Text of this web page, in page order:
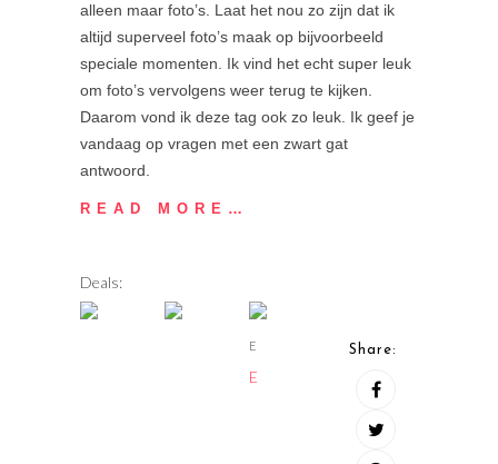
alleen maar foto’s. Laat het nou zo zijn dat ik
altijd superveel foto’s maak op bijvoorbeeld
speciale momenten. Ik vind het echt super leuk
om foto’s vervolgens weer terug te kijken.
Daarom vond ik deze tag ook zo leuk. Ik geef je
vandaag op vragen met een zwart gat
antwoord.
READ MORE…
Deals:
E
E
Share: